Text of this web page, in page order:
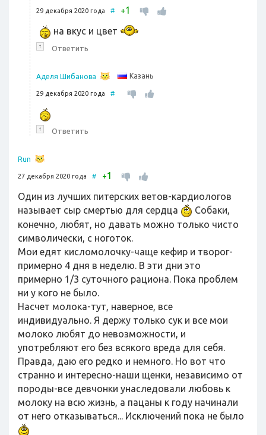
29 декабря 2020 года # +1
на вкус и цвет
↑ Ответить
Аделя Шибанова Казань
29 декабря 2020 года #
↑ Ответить
Run
27 декабря 2020 года # +1
Один из лучших питерских ветов-кардиологов
называет сыр смертью для сердца
Собаки,
конечно, любят, но давать можно только чисто
символически, с ноготок.
Мои едят кисломолочку-чаще кефир и творог-
примерно 4 дня в неделю. В эти дни это
примерно 1/3 суточного рациона. Пока проблем
ни у кого не было.
Насчет молока-тут, наверное, все
индивидуально. Я держу только сук и все мои
молоко любят до невозможности, и
употребляют его без всякого вреда для себя.
Правда, даю его редко и немного. Но вот что
странно и интересно-наши щенки, независимо от
породы-все девчонки унаследовали любовь к
молоку на всю жизнь, а пацаны к году начинали
от него отказываться... Исключений пока не было